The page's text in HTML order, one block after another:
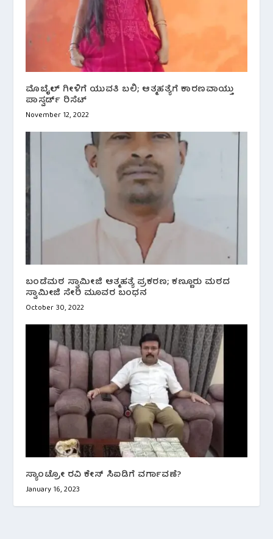
ಮೊಬೈಲ್ ಗೀಳಿಗೆ ಯುವತಿ ಬಲಿ; ಆತ್ಮಹತ್ಯೆಗೆ‌ ಕಾರಣವಾಯ್ತು
ಪಾಸ್ವರ್ಡ್ ರಿಸೆಟ್
November 12, 2022
ಬಂಡೆಮಠ ಸ್ವಾಮೀಜಿ ಆತ್ಮಹತ್ಯೆ ಪ್ರಕರಣ; ಕಣ್ಣೂರು ಮಠದ
ಸ್ವಾಮೀಜಿ ಸೇರಿ ಮೂವರ ಬಂಧನ
October 30, 2022
ಸ್ಯಾಂಟ್ರೋ ರವಿ‌ ಕೇಸ್ ಸಿಐಡಿಗೆ ವರ್ಗಾವಣೆ?
January 16, 2023